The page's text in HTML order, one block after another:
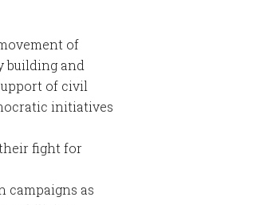
of
building and
of civil
initiatives
fight for
campaigns as